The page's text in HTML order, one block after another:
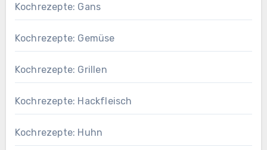
Kochrezepte: Gans
Kochrezepte: Gemüse
Kochrezepte: Grillen
Kochrezepte: Hackfleisch
Kochrezepte: Huhn